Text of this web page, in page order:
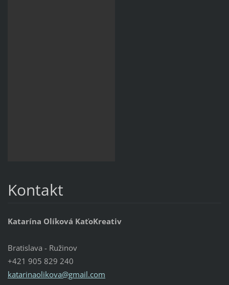
Kontakt
Katarína Olíková KaťoKreativ
Bratislava - Ružinov
+421 905 829 240
katarinaolikova@gmail.com